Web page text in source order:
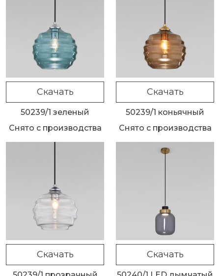
Скачать
50239/1 зеленый
Снято с производства
Скачать
50239/1 коньячный
Снято с производства
Скачать Скачать